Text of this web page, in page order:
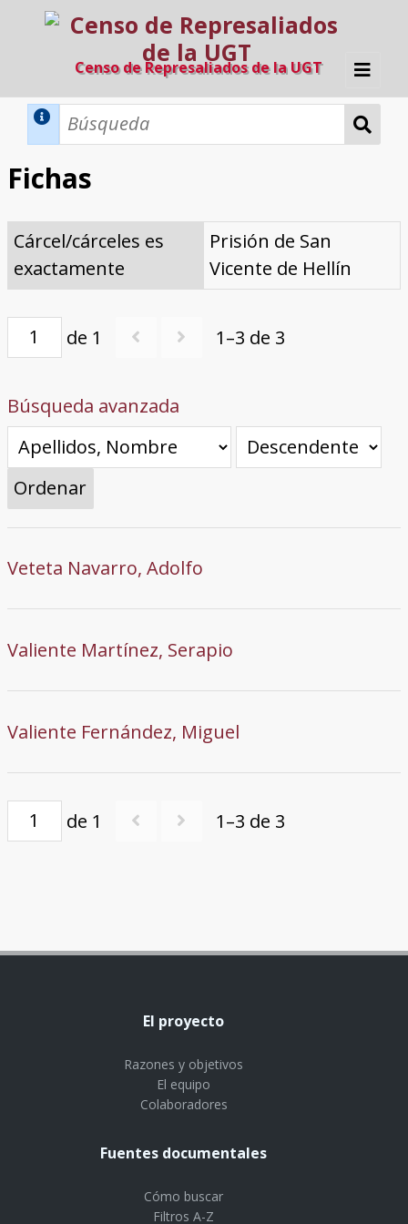
Censo de Represaliados de la UGT
Inicio
Directorio A-Z
Provincias de nacimiento
Profesión
Cárceles
Condenados a muerte
Condenados a muerte (con busca
dinámica)
Ejecutados
El proyecto
Razones y objetivos
El equipo
Colaboradores
Fuentes documentales
Fichas
Cárcel/cárceles es
exactamente
Prisión de San
Vicente de Hellín
de 1 1–3 de 3
Búsqueda avanzada
Ordenar
Veteta Navarro, Adolfo
Valiente Martínez, Serapio
Valiente Fernández, Miguel
de 1 1–3 de 3
El proyecto
Razones y objetivos
El equipo
Colaboradores
Fuentes documentales
Cómo buscar
Filtros A-Z